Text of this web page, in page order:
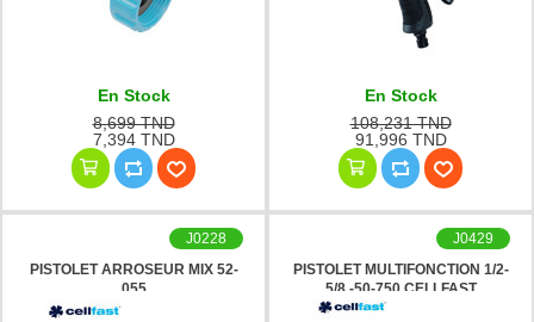
En Stock
8,699 TND
7,394 TND
En Stock
108,231 TND
91,996 TND
PISTOLET ARROSEUR MIX 52-
055
J0228
PISTOLET MULTIFONCTION 1/2-
5/8 -50-750 CELLFAST
J0429